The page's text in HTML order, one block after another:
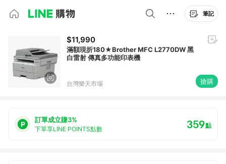
筆記
$11,990
滿額現折180★Brother MFC L2770DW 黑
白雷射 傳真多功能印表機
台灣樂天市場 搶購
訂單成立賺3%
下單享LINE POINTS點數 359點